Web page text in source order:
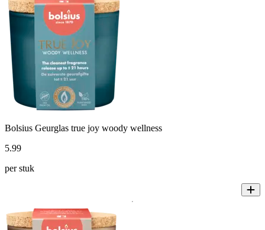
Bolsius Geurglas true joy woody wellness
5.99
per stuk